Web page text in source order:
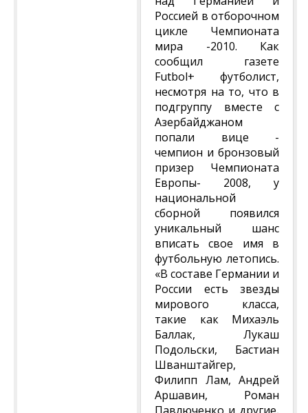
Россией в отборочном
цикле Чемпионата
мира -2010. Как
сообщил газете
Futbol+ футболист,
несмотря на то, что в
подгруппу вместе с
Азербайджаном
попали вице -
чемпион и бронзовый
призер Чемпионата
Европы- 2008, у
национальной
сборной появился
уникальный шанс
вписать свое имя в
футбольную летопись.
«В составе Германии и
России есть звезды
мирового класса,
такие как Михаэль
Баллак, Лукаш
Подольски, Бастиан
Шванштайгер,
Филипп Лам, Андрей
Аршавин, Роман